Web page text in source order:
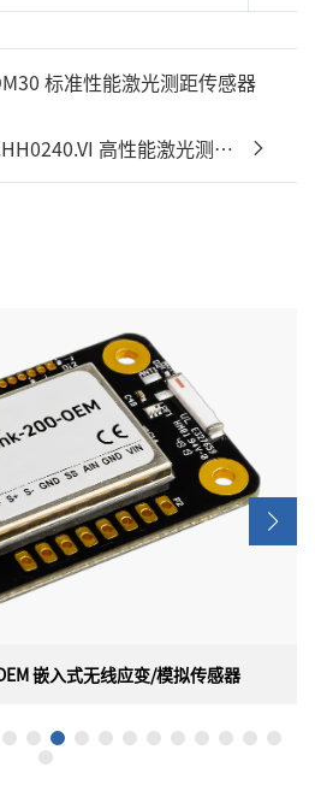
标准性能激光测距传感器
Baumer OM70-L0250.HH0240.VI 高性能激光测距传感器
嵌入式无线应变/模拟传感器
嵌入式无线应变/模拟传感器